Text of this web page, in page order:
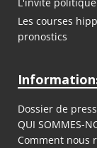
L'invité politique
Les courses
pronostics
Dossier de
QUI SOMMES-
Comment nous